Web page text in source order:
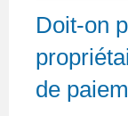
Doit-on
de